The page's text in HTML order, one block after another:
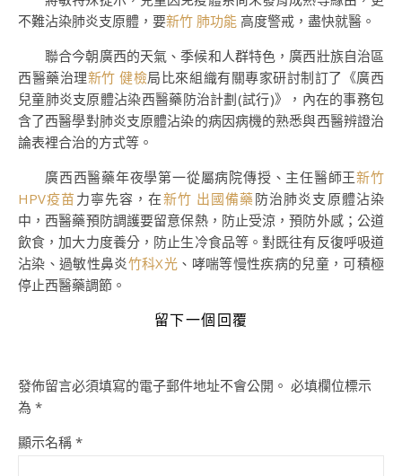
不難沾染肺炎支原體，要新竹 肺功能 高度警戒，盡快就醫。
聯合今朝廣西的天氣、季候和人群特色，廣西壯族自治區
西醫藥治理新竹 健檢局比來組織有關專家研討制訂了《廣西
兒童肺炎支原體沾染西醫藥防治計劃(試行)》，內在的事務包
含了西醫學對肺炎支原體沾染的病因病機的熟悉與西醫辨證治
論表裡合治的方式等。
廣西西醫藥年夜學第一從屬病院傳授、主任醫師王新竹
HPV疫苗 力寧先容，在新竹 出國備藥防治肺炎支原體沾染
中，西醫藥預防調護要留意保熱，防止受涼，預防外感；公道
飲食，加大力度養分，防止生冷食品等。對既往有反復呼吸道
沾染、過敏性鼻炎竹科X光 、哮喘等慢性疾病的兒童，可積極
停止西醫藥調節。
留下一個回覆
發佈留言必須填寫的電子郵件地址不會公開。 必填欄位標示
為 *
顯示名稱 *